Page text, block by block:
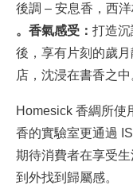
後調 – 安息香，西
。香氣感受： 打造
後，享有片刻的歲
店，沈浸在書香之中
Homesick 香綢所使
香的實驗室更通過
期待消費者在享受
到外找到歸屬感。